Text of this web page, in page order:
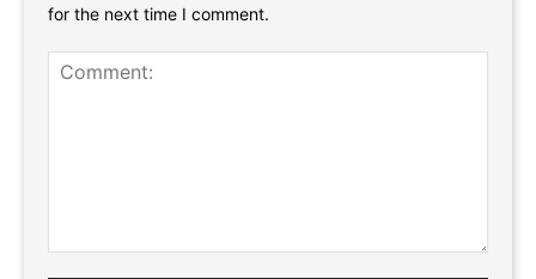
for the next time I comment.